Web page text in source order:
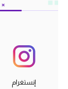
إنستغرام